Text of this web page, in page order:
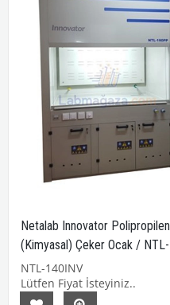
Netalab Innovator Polipropilen
(Kimyasal) Çeker Ocak / NTL-
140INV
NTL-140INV
Lütfen Fiyat İsteyiniz..